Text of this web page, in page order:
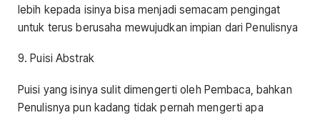
lebih kepada isinya bisa menjadi semacam pengingat
untuk terus berusaha mewujudkan impian dari Penulisnya
9. Puisi Abstrak
Puisi yang isinya sulit dimengerti oleh Pembaca, bahkan
Penulisnya pun kadang tidak pernah mengerti apa